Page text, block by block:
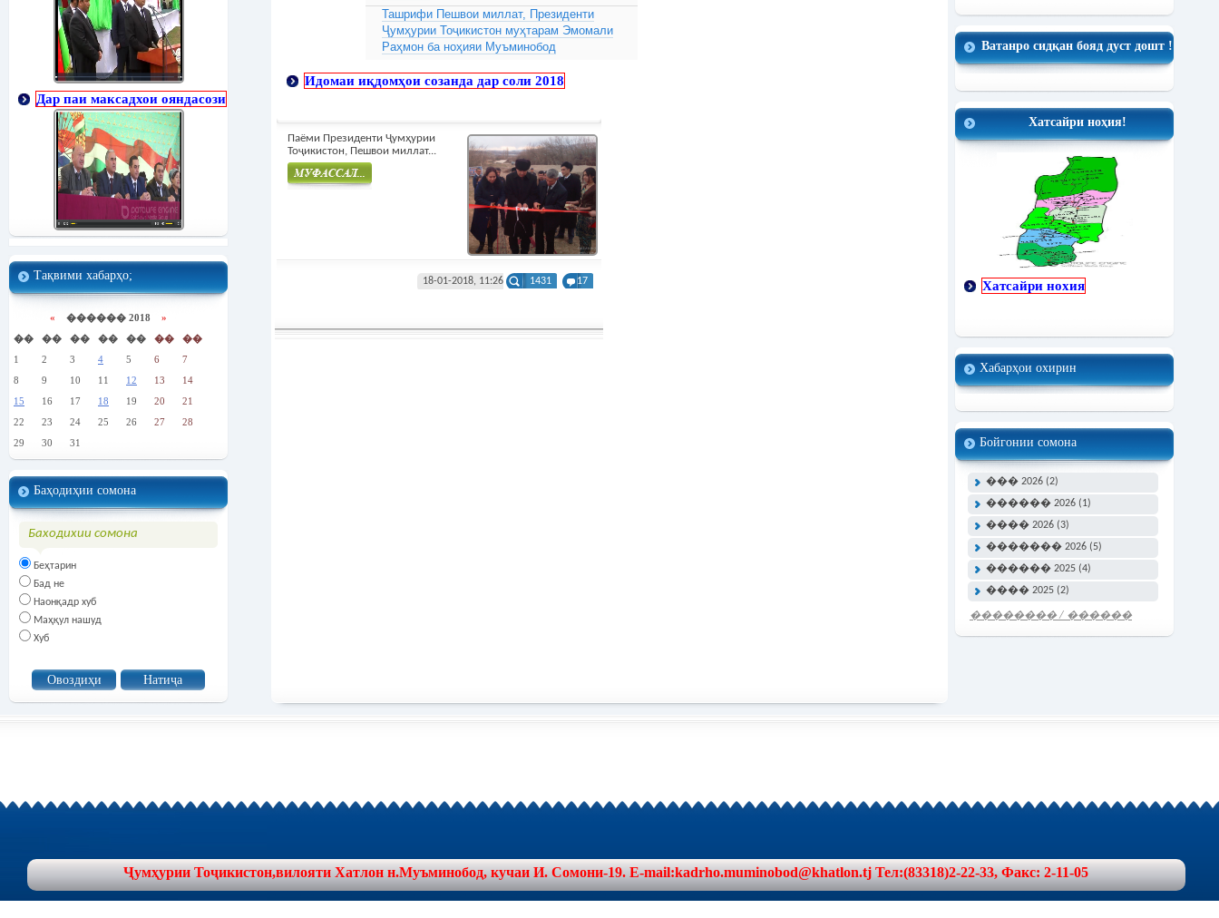
Дар паи максадхои ояндасози
Тақвими хабарҳо;
« ������ 2018 »
��
�� �� �� �� ��
��
1
2 3 4 5 6
7
8
9 10 11 12 13
14
15
16 17 18 19 20
21
22
23 24 25 26 27
28
29
30 31
Баҳодиҳии сомона
Баходихии сомона
Беҳтарин
Бад не
Наонқадр хуб
Маҳқул нашуд
Хуб
Ватанро сидқан бояд дуст дошт !
Хатсайри ноҳия!
Хатсайри нохия
Хабарҳои охирин
Бойгонии сомона
��� 2026 (2)
������ 2026 (1)
���� 2026 (3)
������� 2026 (5)
������ 2025 (4)
���� 2025 (2)
�������� / ������
���� �����
Ташрифи Пешвои миллат, Президенти
Ҷумҳурии Тоҷикистон муҳтарам Эмомали
Раҳмон ба ноҳияи Муъминобод
Идомаи иқдомҳои созанда дар соли 2018
Паёми Президенти Ҷумҳурии
Тоҷикистон, Пешвои миллат...
18-01-2018, 11:26 1431 17
Ҷумҳурии Тоҷикистон,вилояти Хатлон н.Муъминобод, кучаи И. Сомони-19. E-mail:kadrho.muminobod@khatlon.tj Тел:(83318)2-22-33, Факс: 2-11-05